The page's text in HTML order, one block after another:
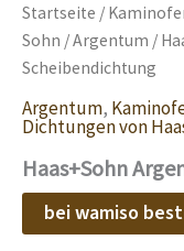
Startseite /
Sohn /Argentum /
Scheibendichtung
Argentum,
Dichtungen von
Haas+Sohn
bei wamiso